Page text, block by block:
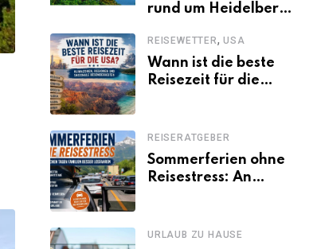
rund um Heidelberg,
sollte
REISEWETTER, USA
Wann ist die beste
Reisezeit für die
saisonale
Besonderheiten
REISERATGEBER
Sommerferien ohne
Reisestress: An
losfahren
URLAUB ZU HAUSE